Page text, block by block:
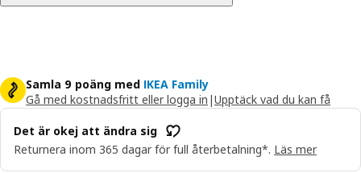
Samla 9 poäng med IKEA Family
Gå med kostnadsfritt eller logga in |Upptäck vad du kan få
Det är okej att ändra sig
Returnera inom 365 dagar för full återbetalning*. Läs mer